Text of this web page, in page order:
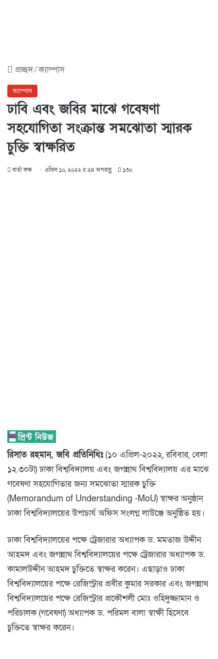
প্রচ্ছদ/ক্যাম্পাস
ক্যাম্পাস
ঢাবি এবং জবির মাঝে গবেষণা
সহযোগিতা সংক্রান্ত সমঝোতা স্মারক
চুক্তি স্বাক্ষরিত
বার্তা কক্ষ এপ্রিল ১০, ২০২২ ৫:২৪ অপরাহ্ণ ১৩০
রিসাত রহমান, জবি প্রতিনিধিঃ (১০ এপ্রিল-২০২২, রবিবার, বেলা
১২.৩০টা) ঢাকা বিশ্ববিদ্যালয় এবং জগন্নাথ বিশ্ববিদ্যালয় এর মাঝে
গবেষণা সহযোগিতার জন্য সমঝোতা স্মারক চুক্তি
(Memorandum of Understanding -MoU) স্বাক্ষর অনুষ্ঠান
ঢাকা বিশ্ববিদ্যালয়ের উপাচার্য অফিস সংলগ্ন লাউঞ্জে অনুষ্ঠিত হয়।
ঢাকা বিশ্ববিদ্যালয়ের পক্ষে ট্রেজারার অধ্যাপক ড. মমতাজ উদ্দীন
আহমদ এবং জগন্নাথ বিশ্ববিদ্যালয়ের পক্ষে ট্রেজারার অধ্যাপক ড.
কামালউদ্দীন আহমদ চুক্তিতে স্বাক্ষর করেন। এছাড়াও ঢাকা
বিশ্ববিদ্যালয়ের পক্ষে রেজিস্ট্রার প্রবীর কুমার সরকার এবং জগন্নাথ
বিশ্ববিদ্যালয়ের পক্ষে রেজিস্ট্রার প্রকৌশলী মোঃ ওহিদুজ্জামান ও
পরিচালক (গবেষণা) অধ্যাপক ড. পরিমল বালা স্বাক্ষী হিসেবে
চুক্তিতে স্বাক্ষর করেন।